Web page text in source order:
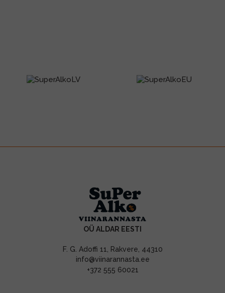
OÜ ALDAR EESTI
F. G. Adoffi 11, Rakvere, 44310
info@viinarannasta.ee
+372 555 60021